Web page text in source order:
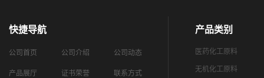
快捷导航
公司首页 公司介绍 公司动态
产品展厅 证书荣誉 联系方式
产品类别
医药化工原料
无机化工原料